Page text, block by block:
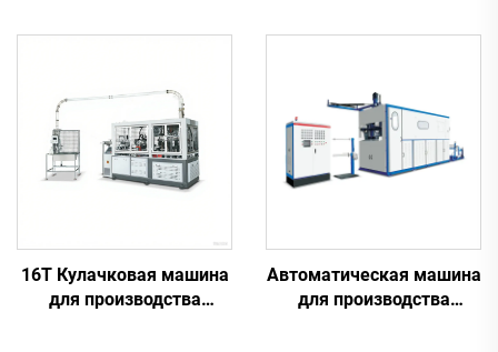
стаканчиков
16T Кулачковая машина
для производства
Автоматическая машина
для производства